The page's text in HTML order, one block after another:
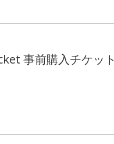
事前購入チケット